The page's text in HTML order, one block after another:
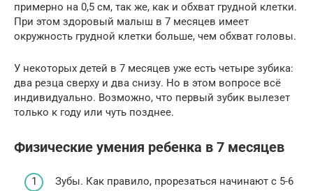
примерно на 0,5 см, так же, как и обхват грудной клетки.
При этом здоровый малыш в 7 месяцев имеет
окружность грудной клетки больше, чем обхват головы.
У некоторых детей в 7 месяцев уже есть четыре зубика:
два резца сверху и два снизу. Но в этом вопросе всё
индивидуально. Возможно, что первый зубик вылезет
только к году или чуть позднее.
Физические умения ребенка в 7 месяцев
Зубы. Как правило, прорезаться начинают с 5-6